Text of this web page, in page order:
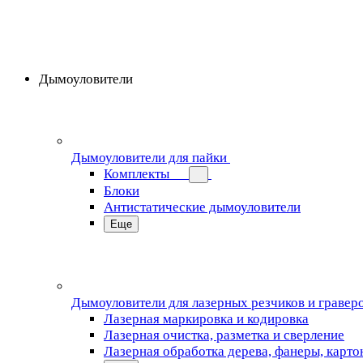
Дымоуловители
Дымоуловители для пайки
Комплекты
Блоки
Антистатические дымоуловители
Еще
Дымоуловители для лазерных резчиков и
Лазерная маркировка и кодировка
Лазерная очистка, разметка и сверление
Лазерная обработка дерева, фанеры,